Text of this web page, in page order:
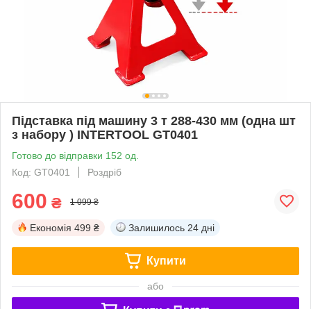
Підставка під машину 3 т 288-430 мм (одна шт
з набору ) INTERTOOL GT0401
Готово до відправки 152 од.
Код: GT0401
Роздріб
600 ₴ 1 099 ₴
Економія 499 ₴ Залишилось 24 дні
Купити
або